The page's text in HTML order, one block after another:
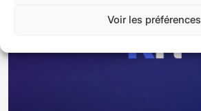
Voir les préférences